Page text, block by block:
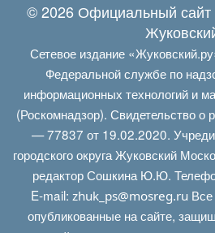
© 2026 Официальный сайт
Сетевое издание
Федеральной службе по
информационных технологий и
(Роскомнадзор). Свидетельство
— 77837 от 19.02.2020.
городского округа Жуковский
редактор Сошкина Ю.Ю.
E‑mail: zhuk_ps@mosreg.ruВсе
опубликованные на сайте,